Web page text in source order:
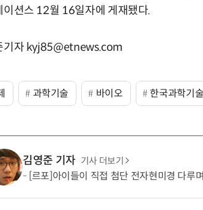
이션스 12월 16일자에 게재됐다.
기자 kyj85@etnews.com
과학기술 바이오 한국과학기
김영준 기자 기사 더보기
[르포]아이들이 직접 첨단 전자현미경 다루